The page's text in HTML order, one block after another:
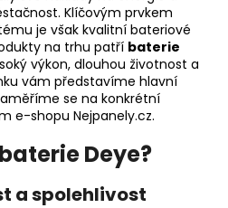
Klíčovým prvkem
je však kvalitní bateriové
na trhu patří baterie
výkon, dlouhou životnost a
vám představíme hlavní
se na konkrétní
e-shopu Nejpanely.cz.
Deye?
a spolehlivost